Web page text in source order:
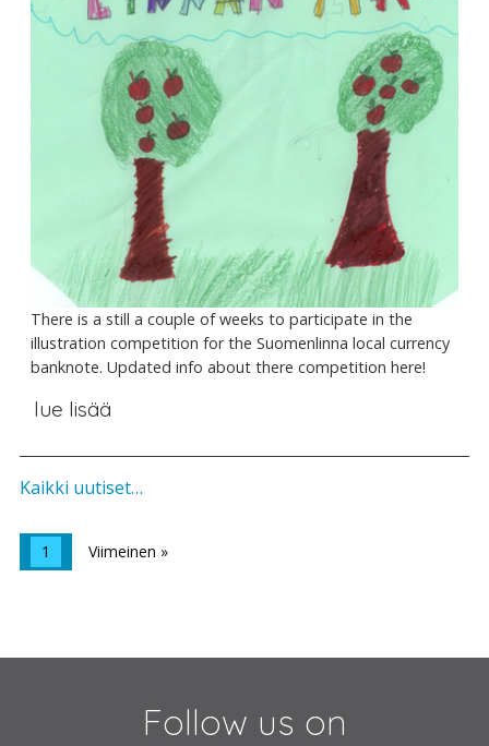
There is a still a couple of weeks to participate in the
illustration competition for the Suomenlinna local currency
banknote. Updated info about there competition here!
lue lisää
Kaikki uutiset…
1 Viimeinen »
Follow us on